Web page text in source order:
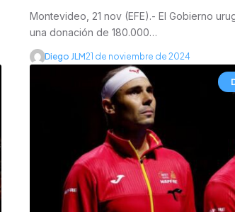
Montevideo, 21 nov (EFE).- El Gobierno
una donación de 180.000…
Diego JLM21 de noviembre de 2024